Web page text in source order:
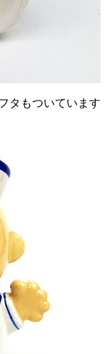
タもついています